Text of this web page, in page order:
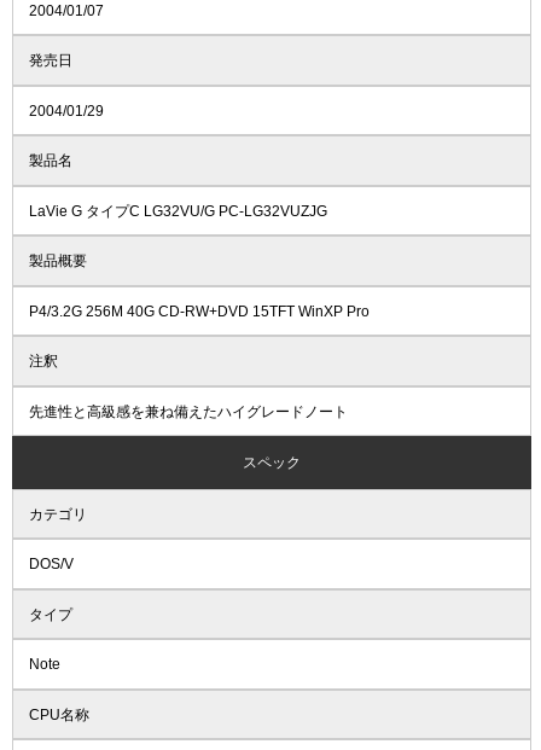
2004/01/07
発売日
2004/01/29
製品名
LaVie G タイプC LG32VU/G PC-LG32VUZJG
製品概要
P4/3.2G 256M 40G CD-RW+DVD 15TFT WinXP Pro
注釈
先進性と高級感を兼ね備えたハイグレードノート
スペック
カテゴリ
DOS/V
タイプ
Note
CPU名称